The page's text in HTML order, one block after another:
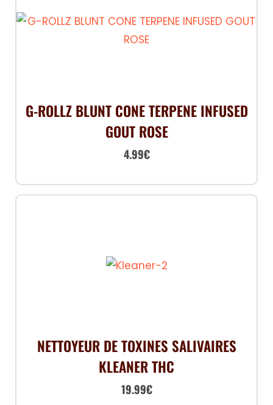
G-ROLLZ BLUNT CONE TERPENE INFUSED
GOUT ROSE
4.99€
NETTOYEUR DE TOXINES SALIVAIRES
KLEANER THC
19.99€